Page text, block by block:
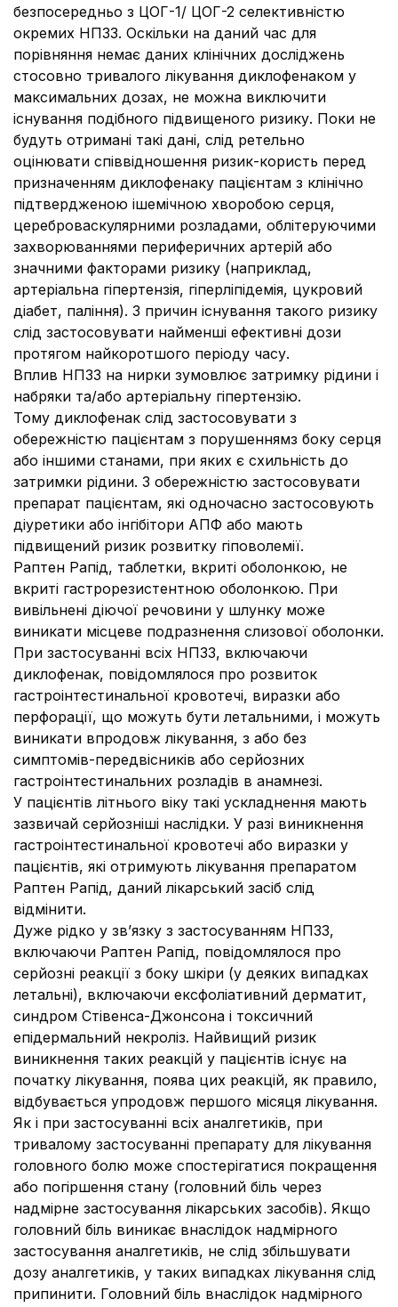
безпосередньо з ЦОГ-1/ ЦОГ-2 селективністю
окремих НПЗЗ. Оскільки на даний час для
порівняння немає даних клінічних досліджень
стосовно тривалого лікування диклофенаком у
максимальних дозах, не можна виключити
існування подібного підвищеного ризику. Поки не
будуть отримані такі дані, слід ретельно
оцінювати співвідношення ризик-користь перед
призначенням диклофенаку пацієнтам з клінічно
підтвердженою ішемічною хворобою серця,
цереброваскулярними розладами, облітеруючими
захворюваннями периферичних артерій або
значними факторами ризику (наприклад,
артеріальна гіпертензія, гіперліпідемія, цукровий
діабет, паління). З причин існування такого ризику
слід застосовувати найменші ефективні дози
протягом найкоротшого періоду часу.
Вплив НПЗЗ на нирки зумовлює затримку рідини і
набряки та/або артеріальну гіпертензію.
Тому диклофенак слід застосовувати з
обережністю пацієнтам з порушеннямз боку серця
або іншими станами, при яких є схильність до
затримки рідини. З обережністю застосовувати
препарат пацієнтам, які одночасно застосовують
діуретики або інгібітори АПФ або мають
підвищений ризик розвитку гіповолемії.
Раптен Рапід, таблетки, вкриті оболонкою, не
вкриті гастрорезистентною оболонкою. При
вивільнені діючої речовини у шлунку може
виникати місцеве подразнення слизової оболонки.
При застосуванні всіх НПЗЗ, включаючи
диклофенак, повідомлялося про розвиток
гастроінтестинальної кровотечі, виразки або
перфорації, що можуть бути летальними, і можуть
виникати впродовж лікування, з або без
симптомів-передвісників або серйозних
гастроінтестинальних розладів в анамнезі.
У пацієнтів літнього віку такі ускладнення мають
зазвичай серйозніші наслідки. У разі виникнення
гастроінтестинальної кровотечі або виразки у
пацієнтів, які отримують лікування препаратом
Раптен Рапід, даний лікарський засіб слід
відмінити.
Дуже рідко у зв’язку з застосуванням НПЗЗ,
включаючи Раптен Рапід, повідомлялося про
серйозні реакції з боку шкіри (у деяких випадках
летальні), включаючи ексфоліативний дерматит,
синдром Стівенса-Джонсона і токсичний
епідермальний некроліз. Найвищий ризик
виникнення таких реакцій у пацієнтів існує на
початку лікування, поява цих реакцій, як правило,
відбувається упродовж першого місяця лікування.
Як і при застосуванні всіх аналгетиків, при
тривалому застосуванні препарату для лікування
головного болю може спостерігатися покращення
або погіршення стану (головний біль через
надмірне застосування лікарських засобів). Якщо
головний біль виникає внаслідок надмірного
застосування аналгетиків, не слід збільшувати
дозу аналгетиків, у таких випадках лікування слід
припинити. Головний біль внаслідок надмірного